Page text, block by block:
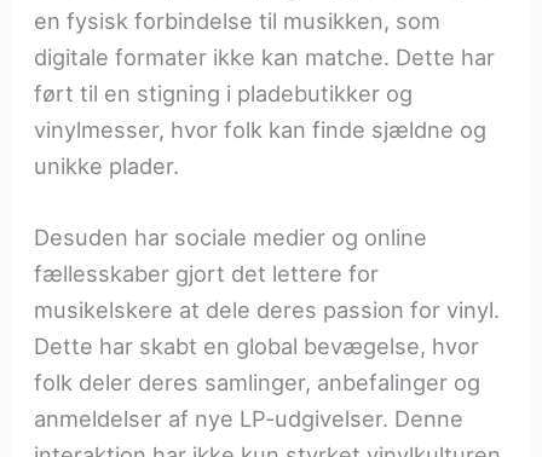
en fysisk forbindelse til musikken, som
digitale formater ikke kan matche. Dette har
ført til en stigning i pladebutikker og
vinylmesser, hvor folk kan finde sjældne og
unikke plader.
Desuden har sociale medier og online
fællesskaber gjort det lettere for
musikelskere at dele deres passion for vinyl.
Dette har skabt en global bevægelse, hvor
folk deler deres samlinger, anbefalinger og
anmeldelser af nye LP-udgivelser. Denne